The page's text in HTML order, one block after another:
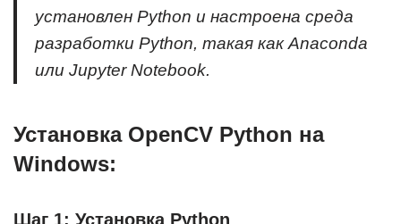
установлен Python и настроена среда
разработки Python, такая как Anaconda
или Jupyter Notebook.
Установка OpenCV Python на
Windows:
Шаг 1: Установка Python